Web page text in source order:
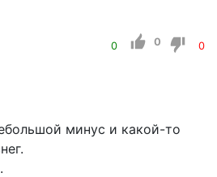
0 0 0
минус и какой-то